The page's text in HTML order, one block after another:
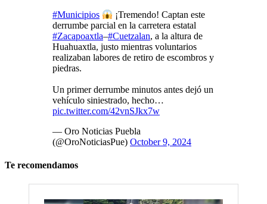
#Municipios
¡Tremendo! Captan este
derrumbe parcial en la carretera estatal
#Zacapoaxtla–#Cuetzalan, a la altura de
Huahuaxtla, justo mientras voluntarios
realizaban labores de retiro de escombros y
piedras.
Un primer derrumbe minutos antes dejó un
vehículo siniestrado, hecho…
pic.twitter.com/42vnSJkx7w
— Oro Noticias Puebla
(@OroNoticiasPue) October 9, 2024
Te recomendamos